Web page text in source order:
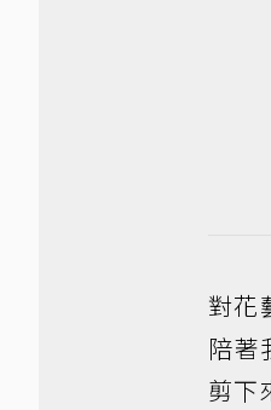
對花
陪著
剪下